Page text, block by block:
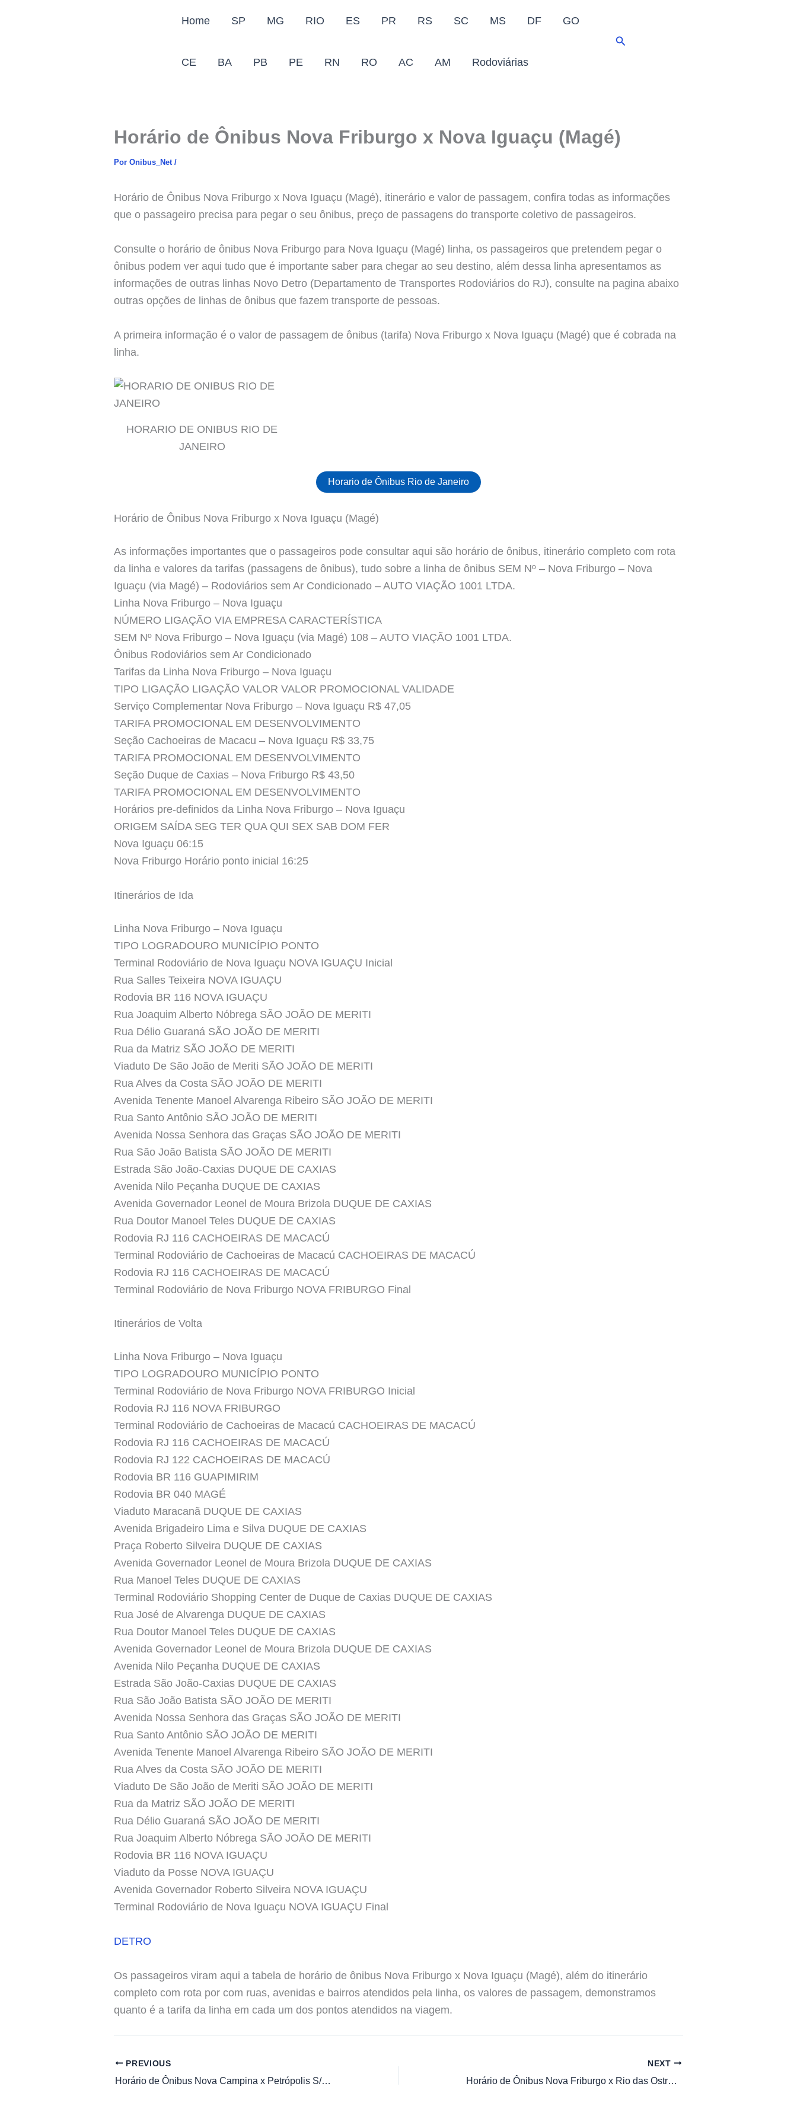
Home SP MG RIO ES PR RS SC MS DF GO
CE BA PB PE RN RO AC AM Rodoviárias
Pesquisar
Horário de Ônibus Nova Friburgo x Nova Iguaçu (Magé)
Por Onibus_Net /
Horário de Ônibus Nova Friburgo x Nova Iguaçu (Magé), itinerário e valor de passagem, confira todas as informações
que o passageiro precisa para pegar o seu ônibus, preço de passagens do transporte coletivo de passageiros.
Consulte o horário de ônibus Nova Friburgo para Nova Iguaçu (Magé) linha, os passageiros que pretendem pegar o
ônibus podem ver aqui tudo que é importante saber para chegar ao seu destino, além dessa linha apresentamos as
informações de outras linhas Novo Detro (Departamento de Transportes Rodoviários do RJ), consulte na pagina abaixo
outras opções de linhas de ônibus que fazem transporte de pessoas.
A primeira informação é o valor de passagem de ônibus (tarifa) Nova Friburgo x Nova Iguaçu (Magé) que é cobrada na
linha.
HORARIO DE ONIBUS RIO DE
JANEIRO
Horario de Ônibus Rio de Janeiro
Horário de Ônibus Nova Friburgo x Nova Iguaçu (Magé)
As informações importantes que o passageiros pode consultar aqui são horário de ônibus, itinerário completo com rota
da linha e valores da tarifas (passagens de ônibus), tudo sobre a linha de ônibus SEM Nº – Nova Friburgo – Nova
Iguaçu (via Magé) – Rodoviários sem Ar Condicionado – AUTO VIAÇÃO 1001 LTDA.
Linha Nova Friburgo – Nova Iguaçu
NÚMERO LIGAÇÃO VIA EMPRESA CARACTERÍSTICA
SEM Nº Nova Friburgo – Nova Iguaçu (via Magé) 108 – AUTO VIAÇÃO 1001 LTDA.
Ônibus Rodoviários sem Ar Condicionado
Tarifas da Linha Nova Friburgo – Nova Iguaçu
TIPO LIGAÇÃO LIGAÇÃO VALOR VALOR PROMOCIONAL VALIDADE
Serviço Complementar Nova Friburgo – Nova Iguaçu R$ 47,05
TARIFA PROMOCIONAL EM DESENVOLVIMENTO
Seção Cachoeiras de Macacu – Nova Iguaçu R$ 33,75
TARIFA PROMOCIONAL EM DESENVOLVIMENTO
Seção Duque de Caxias – Nova Friburgo R$ 43,50
TARIFA PROMOCIONAL EM DESENVOLVIMENTO
Horários pre-definidos da Linha Nova Friburgo – Nova Iguaçu
ORIGEM SAÍDA SEG TER QUA QUI SEX SAB DOM FER
Nova Iguaçu 06:15
Nova Friburgo Horário ponto inicial 16:25
Itinerários de Ida
Linha Nova Friburgo – Nova Iguaçu
TIPO LOGRADOURO MUNICÍPIO PONTO
Terminal Rodoviário de Nova Iguaçu NOVA IGUAÇU Inicial
Rua Salles Teixeira NOVA IGUAÇU
Rodovia BR 116 NOVA IGUAÇU
Rua Joaquim Alberto Nóbrega SÃO JOÃO DE MERITI
Rua Délio Guaraná SÃO JOÃO DE MERITI
Rua da Matriz SÃO JOÃO DE MERITI
Viaduto De São João de Meriti SÃO JOÃO DE MERITI
Rua Alves da Costa SÃO JOÃO DE MERITI
Avenida Tenente Manoel Alvarenga Ribeiro SÃO JOÃO DE MERITI
Rua Santo Antônio SÃO JOÃO DE MERITI
Avenida Nossa Senhora das Graças SÃO JOÃO DE MERITI
Rua São João Batista SÃO JOÃO DE MERITI
Estrada São João-Caxias DUQUE DE CAXIAS
Avenida Nilo Peçanha DUQUE DE CAXIAS
Avenida Governador Leonel de Moura Brizola DUQUE DE CAXIAS
Rua Doutor Manoel Teles DUQUE DE CAXIAS
Rodovia RJ 116 CACHOEIRAS DE MACACÚ
Terminal Rodoviário de Cachoeiras de Macacú CACHOEIRAS DE MACACÚ
Rodovia RJ 116 CACHOEIRAS DE MACACÚ
Terminal Rodoviário de Nova Friburgo NOVA FRIBURGO Final
Itinerários de Volta
Linha Nova Friburgo – Nova Iguaçu
TIPO LOGRADOURO MUNICÍPIO PONTO
Terminal Rodoviário de Nova Friburgo NOVA FRIBURGO Inicial
Rodovia RJ 116 NOVA FRIBURGO
Terminal Rodoviário de Cachoeiras de Macacú CACHOEIRAS DE MACACÚ
Rodovia RJ 116 CACHOEIRAS DE MACACÚ
Rodovia RJ 122 CACHOEIRAS DE MACACÚ
Rodovia BR 116 GUAPIMIRIM
Rodovia BR 040 MAGÉ
Viaduto Maracanã DUQUE DE CAXIAS
Avenida Brigadeiro Lima e Silva DUQUE DE CAXIAS
Praça Roberto Silveira DUQUE DE CAXIAS
Avenida Governador Leonel de Moura Brizola DUQUE DE CAXIAS
Rua Manoel Teles DUQUE DE CAXIAS
Terminal Rodoviário Shopping Center de Duque de Caxias DUQUE DE CAXIAS
Rua José de Alvarenga DUQUE DE CAXIAS
Rua Doutor Manoel Teles DUQUE DE CAXIAS
Avenida Governador Leonel de Moura Brizola DUQUE DE CAXIAS
Avenida Nilo Peçanha DUQUE DE CAXIAS
Estrada São João-Caxias DUQUE DE CAXIAS
Rua São João Batista SÃO JOÃO DE MERITI
Avenida Nossa Senhora das Graças SÃO JOÃO DE MERITI
Rua Santo Antônio SÃO JOÃO DE MERITI
Avenida Tenente Manoel Alvarenga Ribeiro SÃO JOÃO DE MERITI
Rua Alves da Costa SÃO JOÃO DE MERITI
Viaduto De São João de Meriti SÃO JOÃO DE MERITI
Rua da Matriz SÃO JOÃO DE MERITI
Rua Délio Guaraná SÃO JOÃO DE MERITI
Rua Joaquim Alberto Nóbrega SÃO JOÃO DE MERITI
Rodovia BR 116 NOVA IGUAÇU
Viaduto da Posse NOVA IGUAÇU
Avenida Governador Roberto Silveira NOVA IGUAÇU
Terminal Rodoviário de Nova Iguaçu NOVA IGUAÇU Final
DETRO
Os passageiros viram aqui a tabela de horário de ônibus Nova Friburgo x Nova Iguaçu (Magé), além do itinerário
completo com rota por com ruas, avenidas e bairros atendidos pela linha, os valores de passagem, demonstramos
quanto é a tarifa da linha em cada um dos pontos atendidos na viagem.
PREVIOUS
Horário de Ônibus Nova Campina x Petrópolis S/VIA 413N
NEXT
Horário de Ônibus Nova Friburgo x Rio das Ostras S/VIA